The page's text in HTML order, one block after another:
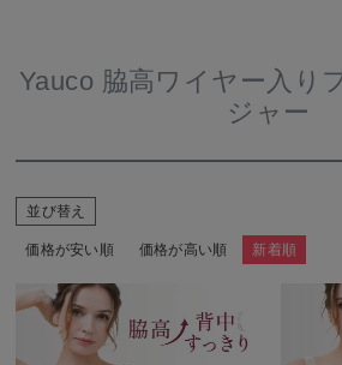
Yauco 脇高ワイヤー入り
ジャー
並び替え
価格が安い順 価格が高い順 新着順